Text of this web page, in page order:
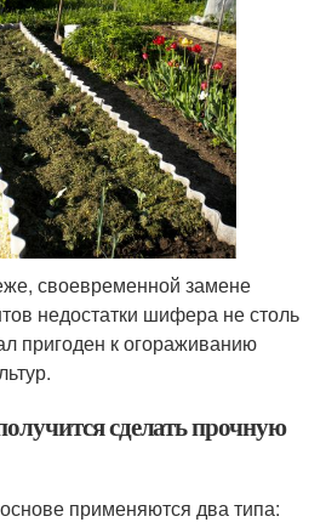
своевременной замене
недостатки шифера не столь
пригоден к огораживанию
сделать прочную
применяются два типа: